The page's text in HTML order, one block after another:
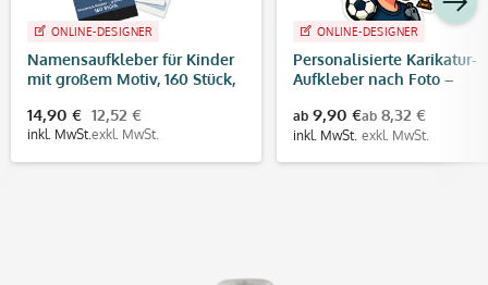
ONLINE-DESIGNER
Namensaufkleber für Kinder
mit großem Motiv, 160 Stück,
14,90 €
inkl. MwSt.
12,52 €
exkl. MwSt.
ONLINE-DESIGNER
Personalisierte Karikatur-
Aufkleber nach Foto –
Fußball Design
ab 9,90 €
inkl. MwSt.
ab 8,32 €
exkl. MwSt.